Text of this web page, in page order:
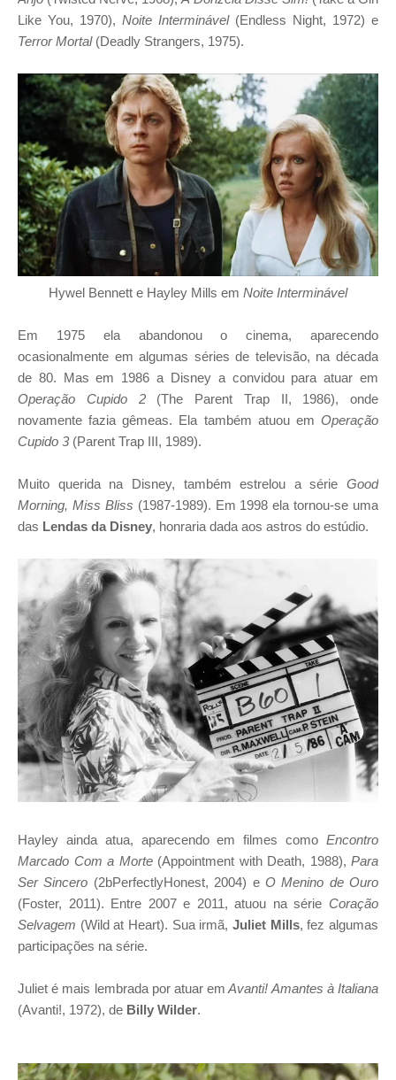
Like You, 1970), Noite Interminável(Endless Night, 1972) e
Terror Mortal (Deadly Strangers, 1975).
Hywel Bennett e Hayley Mills em Noite Interminável
Em 1975 ela abandonou o cinema, aparecendo
ocasionalmente em algumas séries de televisão, na década
de 80. Mas em 1986 a Disney a convidou para atuar em
Operação Cupido 2 (The Parent Trap II, 1986), onde
novamente fazia gêmeas. Ela também atuou em Operação
Cupido 3 (Parent Trap III, 1989).
Muito querida na Disney, também estrelou a série Good
Morning, Miss Bliss (1987-1989). Em 1998 ela tornou-se uma
das Lendas da Disney, honraria dada aos astros do estúdio.
Hayley ainda atua, aparecendo em filmes como Encontro
Marcado Com a Morte(Appointment with Death, 1988), Para
Ser Sincero (2bPerfectlyHonest, 2004) e O Menino de Ouro
(Foster, 2011). Entre 2007 e 2011, atuou na série Coração
Selvagem (Wild at Heart). Sua irmã,Juliet Mills, fez algumas
participações na série.
Juliet é mais lembrada por atuar em Avanti! Amantes à Italiana
(Avanti!, 1972), de Billy Wilder.